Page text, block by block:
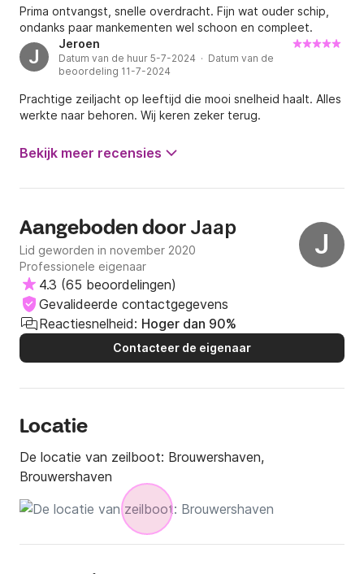
week gehad op het Grevelingen met een goeie wind,
ondanks deze verbeterpuntjes☺️
Prima ontvangst, snelle overdracht. Fijn wat ouder schip,
ondanks paar mankementen wel schoon en compleet.
J
Jeroen
Datum van de huur 5-7-2024 · Datum van de
beoordeling 11-7-2024
Prachtige zeiljacht op leeftijd die mooi snelheid haalt. Alles
werkte naar behoren. Wij keren zeker terug.
Bekijk meer recensies
J
Aangeboden door Jaap
Lid geworden in november 2020
Professionele eigenaar
4.3 (65 beoordelingen)
Gevalideerde contactgegevens
Reactiesnelheid: Hoger dan 90%
Contacteer de eigenaar
Locatie
De locatie van zeilboot: Brouwershaven,
Brouwershaven